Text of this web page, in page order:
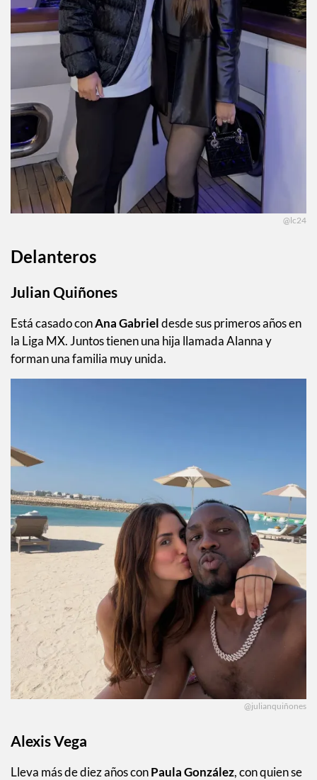
@lc24
Delanteros
Julian Quiñones
Está casado conAna Gabrieldesde sus primeros años en
la Liga MX. Juntos tienen una hija llamada Alanna y
forman una familia muy unida.
@julianquiñones
Alexis Vega
Lleva más de diez años conPaula González, con quien se